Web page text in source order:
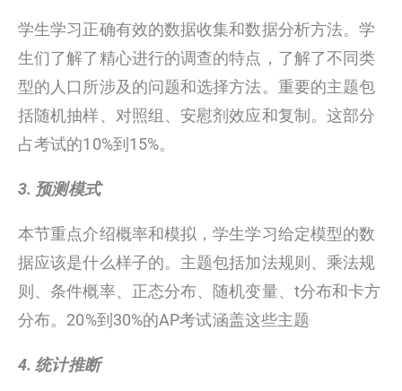
学生学习正确有效的数据收集和数据分析方法。学
生们了解了精心进行的调查的特点，了解了不同类
型的人口所涉及的问题和选择方法。重要的主题包
括随机抽样、对照组、安慰剂效应和复制。这部分
占考试的10%到15%。
3. 预测模式
本节重点介绍概率和模拟，学生学习给定模型的数
据应该是什么样子的。主题包括加法规则、乘法规
则、条件概率、正态分布、随机变量、t分布和卡方
分布。20%到30%的AP考试涵盖这些主题
4. 统计推断